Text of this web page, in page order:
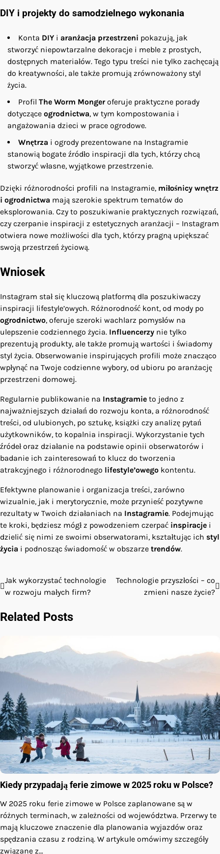
DIY i projekty do samodzielnego wykonania
Konta DIY i aranżacja przestrzeni pokazują, jak
stworzyć niepowtarzalne dekoracje i meble z prostych,
dostępnych materiałów. Tego typu treści nie tylko zachęcają
do kreatywności, ale także promują zrównoważony styl
życia.
Profil The Worm Mongeroferuje praktyczne porady
dotyczące ogrodnictwa, w tym kompostowania i
angażowania dzieci w prace ogrodowe.
Wnętrza i ogrody prezentowane na Instagramie
stanowią bogate źródło inspiracji dla tych, którzy chcą
stworzyć własne, wyjątkowe przestrzenie.
Dzięki różnorodności profili na Instagramie, miłośnicy wnętrz
i ogrodnictwa mają szerokie spektrum tematów do
eksplorowania. Czy to poszukiwanie praktycznych rozwiązań,
czy czerpanie inspiracji z estetycznych aranżacji – Instagram
otwiera nowe możliwości dla tych, którzy pragną upiększać
swoją przestrzeń życiową.
Wniosek
Instagram stał się kluczową platformą dla poszukiwaczy
inspiracji lifestyle’owych. Różnorodność kont, od mody po
ogrodnictwo, oferuje szeroki wachlarz pomysłów na
ulepszenie codziennego życia. Influencerzy nie tylko
prezentują produkty, ale także promują wartości i świadomy
styl życia. Obserwowanie inspirujących profili może znacząco
wpłynąć na Twoje codzienne wybory, od ubioru po aranżację
przestrzeni domowej.
Regularnie publikowanie na Instagramie to jedno z
najważniejszych działań do rozwoju konta, a różnorodność
treści, od ulubionych, po sztukę, książki czy analizę pytań
użytkowników, to kopalnia inspiracji. Wykorzystanie tych
źródeł oraz działanie na podstawie opinii obserwatorów i
badanie ich zainteresowań to klucz do tworzenia
atrakcyjnego i różnorodnego lifestyle’owego kontentu.
Efektywne planowanie i organizacja treści, zarówno
wizualnie, jak i merytorycznie, może przynieść pozytywne
rezultaty w Twoich działaniach na Instagramie. Podejmując
te kroki, będziesz mógł z powodzeniem czerpać inspiracje i
dzielić się nimi ze swoimi obserwatorami, kształtując ich styl
życia i podnosząc świadomość w obszarze trendów.
Nawigacja
Jak wykorzystać technologie
w rozwoju małych firm?
Technologie przyszłości – co
zmieni nasze życie?
Related Posts
Kiedy przypadają ferie zimowe w 2025 roku w Polsce?
W 2025 roku ferie zimowe w Polsce zaplanowane są w
różnych terminach, w zależności od województwa. Przerwy te
mają kluczowe znaczenie dla planowania wyjazdów oraz
spędzania czasu z rodziną. W artykule omówimy szczegóły
związane z…